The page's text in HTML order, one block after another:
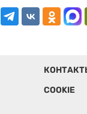
COOKIE